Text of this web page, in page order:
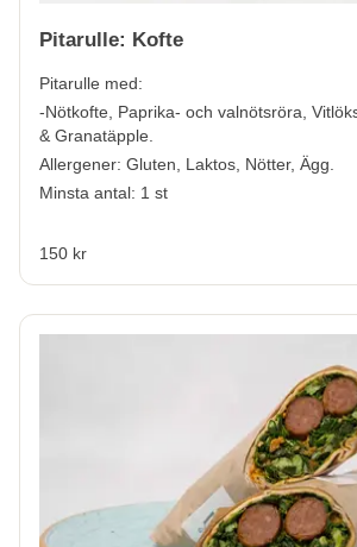
Pitarulle: Kofte
Pitarulle med:
-Nötkofte, Paprika- och valnötsröra,
& Granatäpple.
Allergener: Gluten, Laktos, Nötter, Ägg.
Minsta antal: 1 st
150 kr